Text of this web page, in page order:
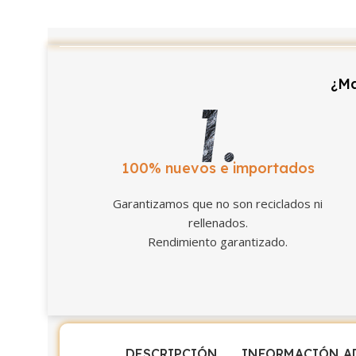
100% nuevos e importados
Garantizamos que no son reciclados ni
rellenados.
Rendimiento garantizado.